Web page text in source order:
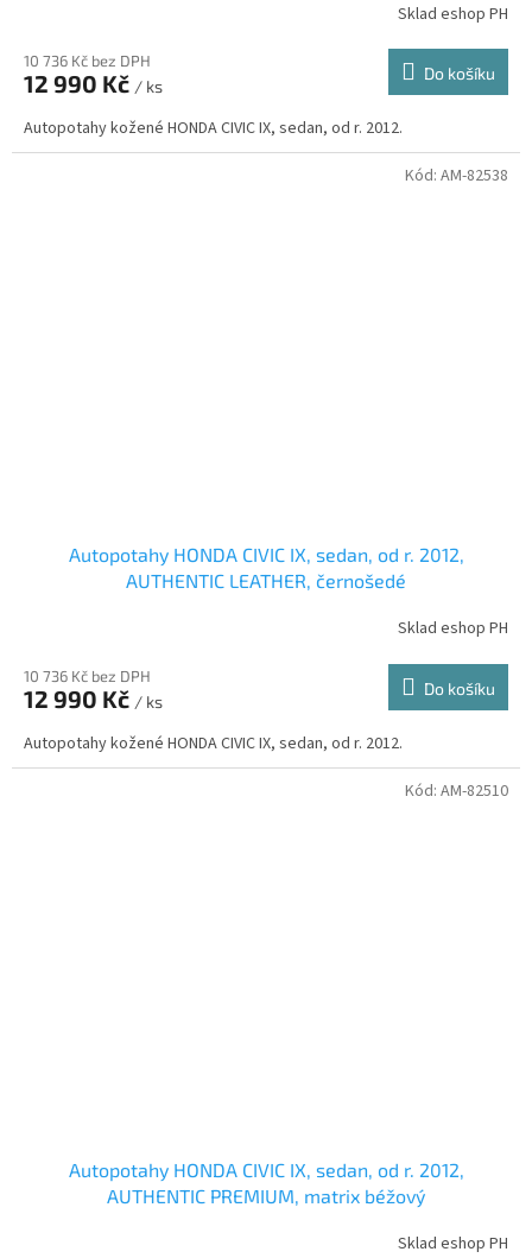
Sklad eshop PH
10 736 Kč bez DPH
12 990 Kč / ks
Do košíku
Autopotahy kožené HONDA CIVIC IX, sedan, od r. 2012.
Autopotahy HONDA CIVIC IX, sedan, od r. 2012,
AUTHENTIC LEATHER, černošedé
Sklad eshop PH
10 736 Kč bez DPH
12 990 Kč / ks
Do košíku
Autopotahy kožené HONDA CIVIC IX, sedan, od r. 2012.
Kód: AM-82538
Autopotahy HONDA CIVIC IX, sedan, od r. 2012,
AUTHENTIC PREMIUM, matrix béžový
Sklad eshop PH
Kód: AM-82510